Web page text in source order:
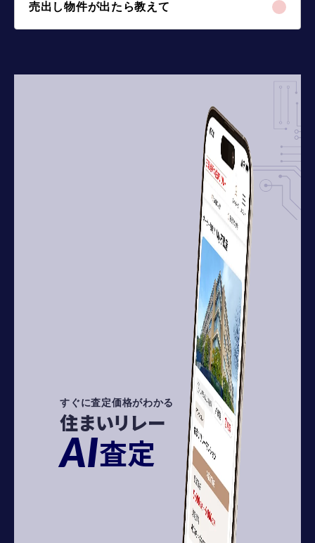
売出し物件が出たら教えて
すぐに査定価格がわかる
住まいリレー
AI査定